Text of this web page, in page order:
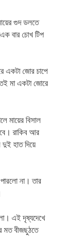
গুদ ডলতে
বার চোখ টিপ
একটা জোর চাপে
মা একটা জোরে
মায়ের বিসাল
রাকিব আর
হাত দিয়ে
না। তার
এই দৃষ্যদেখে
মত বীজছুঠতে